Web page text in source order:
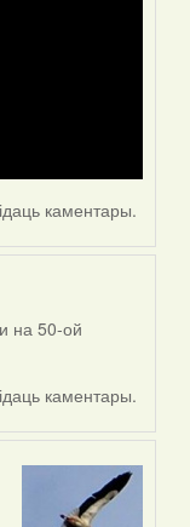
каментары.
на 50-ой
каментары.